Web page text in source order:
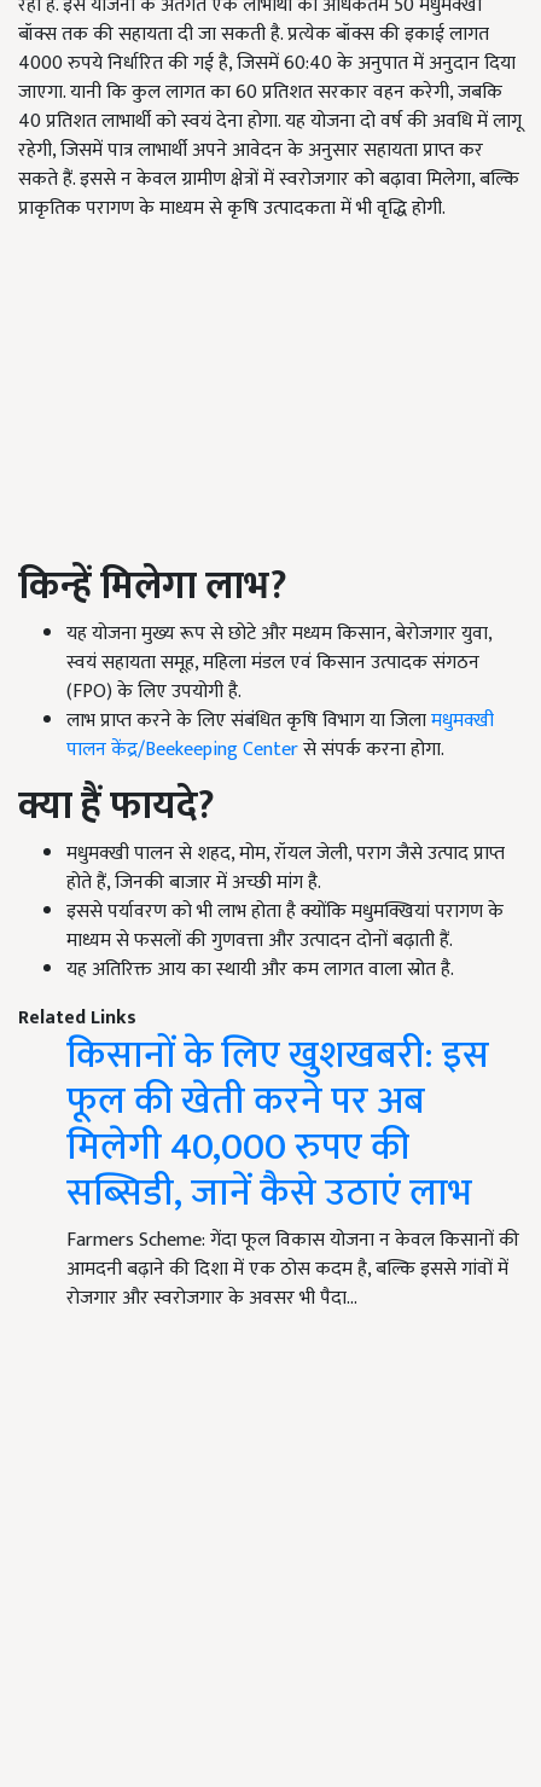
बॉक्स तक की सहायता दी जा सकती है. प्रत्येक बॉक्स की इकाई लागत
4000 रुपये निर्धारित की गई है, जिसमें 60:40 के अनुपात में अनुदान दिया
जाएगा. यानी कि कुल लागत का 60 प्रतिशत सरकार वहन करेगी, जबकि
40 प्रतिशत लाभार्थी को स्वयं देना होगा. यह योजना दो वर्ष की अवधि में लागू
रहेगी, जिसमें पात्र लाभार्थी अपने आवेदन के अनुसार सहायता प्राप्त कर
सकते हैं. इससे न केवल ग्रामीण क्षेत्रों में स्वरोजगार को बढ़ावा मिलेगा, बल्कि
प्राकृतिक परागण के माध्यम से कृषि उत्पादकता में भी वृद्धि होगी.
किन्हें मिलेगा लाभ?
यह योजना मुख्य रूप से छोटे और मध्यम किसान, बेरोजगार युवा,
स्वयं सहायता समूह, महिला मंडल एवं किसान उत्पादक संगठन
(FPO) के लिए उपयोगी है.
लाभ प्राप्त करने के लिए संबंधित कृषि विभाग या जिलामधुमक्खी
पालन केंद्र/Beekeeping Centerसे संपर्क करना होगा.
क्या हैं फायदे?
मधुमक्खी पालन से शहद, मोम, रॉयल जेली, पराग जैसे उत्पाद प्राप्त
होते हैं, जिनकी बाजार में अच्छी मांग है.
इससे पर्यावरण को भी लाभ होता है क्योंकि मधुमक्खियां परागण के
माध्यम से फसलों की गुणवत्ता और उत्पादन दोनों बढ़ाती हैं.
यह अतिरिक्त आय का स्थायी और कम लागत वाला स्रोत है.
Related Links
किसानों के लिए खुशखबरी: इस
फूल की खेती करने पर अब
मिलेगी 40,000 रुपए की
सब्सिडी, जानें कैसे उठाएं लाभ
Farmers Scheme: गेंदा फूल विकास योजना न केवल किसानों की
आमदनी बढ़ाने की दिशा में एक ठोस कदम है, बल्कि इससे गांवों में
रोजगार और स्वरोजगार के अवसर भी पैदा…